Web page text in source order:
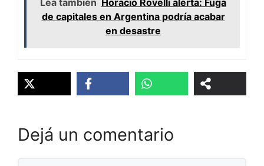
Lea también Horacio Rovelli alerta: Fuga
de capitales en Argentina podría acabar
en desastre
Dejá un comentario